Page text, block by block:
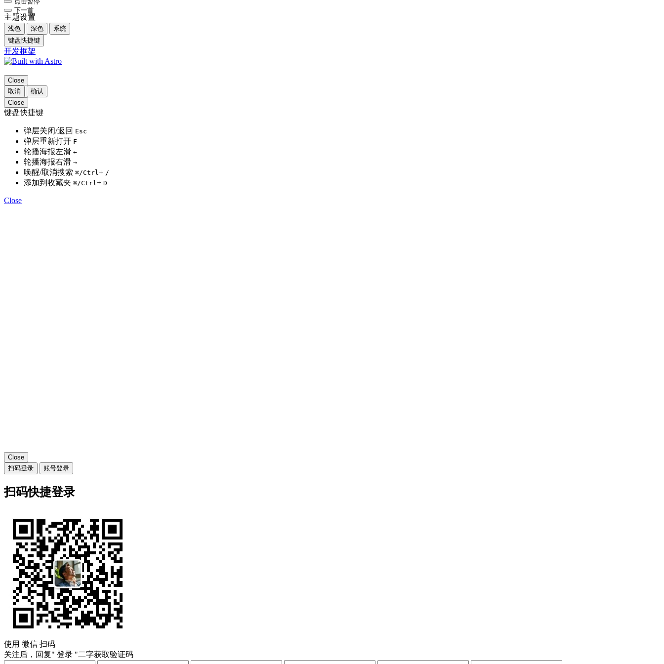
下一首
主题设置
浅色 深色
系统
键盘快捷键
开发框架
Close
取消
确认
Close
键盘快捷键
弹层关闭/返回 Esc
弹层重新打开 F
轮播海报左滑 ←
轮播海报右滑 →
唤醒/取消搜索 ⌘/Ctrl + /
添加到收藏夹 ⌘/Ctrl + D
Close
Close
扫码登录
账号登录
扫码快捷登录
使用 微信 扫码
关注后，回复" 登录 "二字获取验证码